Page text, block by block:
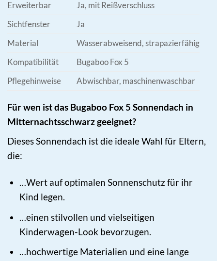
Erweiterbar
Ja, mit Reißverschluss
Sichtfenster
Ja
Material
Wasserabweisend, strapazierfähig
Kompatibilität
Bugaboo Fox 5
Pflegehinweise
Abwischbar, maschinenwaschbar
Für wen ist das Bugaboo Fox 5 Sonnendach in
Mitternachtsschwarz geeignet?
Dieses Sonnendach ist die ideale Wahl für Eltern,
die:
…Wert auf optimalen Sonnenschutz für ihr
Kind legen.
…einen stilvollen und vielseitigen
Kinderwagen-Look bevorzugen.
…hochwertige Materialien und eine lange